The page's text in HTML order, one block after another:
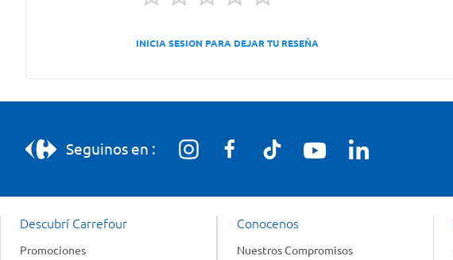
INICIA SESION PARA DEJAR TU RESEÑA
Seguinos en :
Descubrí Carrefour
Promociones
Conocenos
Nuestros Compromisos